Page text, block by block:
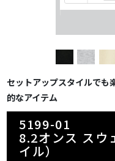
セットアップスタイルでも
的なアイテム
5199-01
8.2オンス スウ
イル）